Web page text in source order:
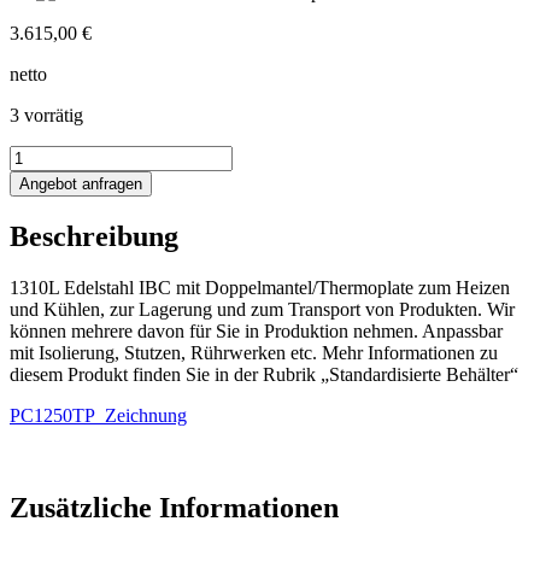
3.615,00 €
netto
3 vorrätig
1310L
Edelstahl
IBC
Thermoplate
Angebot anfragen
Beschreibung
1310L Edelstahl IBC mit Doppelmantel/Thermoplate zum Heizen
und Kühlen, zur Lagerung und zum Transport von Produkten. Wir
können mehrere davon für Sie in Produktion nehmen. Anpassbar
mit Isolierung, Stutzen, Rührwerken etc. Mehr Informationen zu
diesem Produkt finden Sie in der Rubrik „Standardisierte Behälter“
PC1250TP_Zeichnung
Zusätzliche Informationen